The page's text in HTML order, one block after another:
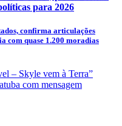
para 2026
confirma articulações
com quase 1.200 moradias